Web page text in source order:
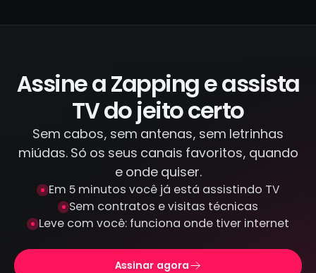
os canais que transmitimos, diferente de
canais criptografados e protegidos: não
armazenamos seus dados de pagamento.
Assine a Zapping e assista
TV do jeito certo
Sem cabos, sem antenas, sem letrinhas
miúdas. Só os seus canais favoritos, quando
e onde quiser.
Em 5 minutos você já está assistindo TV
Sem contratos e visitas técnicas
Leve com você: funciona onde tiver internet
Assinar agora